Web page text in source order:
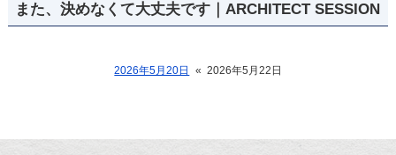
また、決めなくて大丈夫です｜ARCHITECT SESSION
2026年5月20日 « 2026年5月22日